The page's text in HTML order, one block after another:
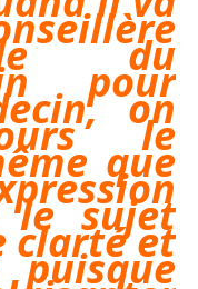
du
pour
on
le
que
le sujet
clarté et